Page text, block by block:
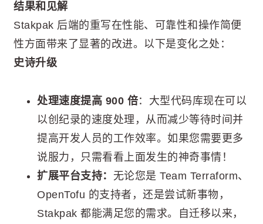
结果和见解
Stakpak 后端的重写在性能、可靠性和操作简便
性方面带来了显著的改进。以下是变化之处：
史诗升级
处理速度提高 900 倍：大型代码库现在可以
以创纪录的速度处理，从而减少等待时间并
提高开发人员的工作效率。如果您需要更多
说服力，只需看看上面发生的神奇事情！
扩展平台支持： 无论您是 Team Terraform、
OpenTofu 的支持者，还是尝试新事物，
Stakpak 都能满足您的需求。自迁移以来，